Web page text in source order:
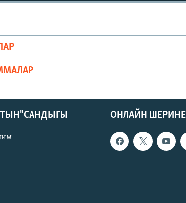
ОНЛАЙН ШЕРИНЕ
САНДЫГЫ